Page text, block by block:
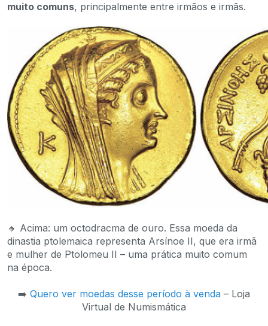
muito comuns, principalmente entre irmãos e irmãs.
🔸 Acima: um octodracma de ouro. Essa moeda da
dinastia ptolemaica representa Arsínoe II, que era irmã
e mulher de Ptolomeu II – uma prática muito comum
na época.
➡️ Quero ver moedas desse período à venda – Loja
Virtual de Numismática